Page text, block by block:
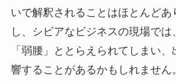
いで解釈されることはほとんどあ
し、シビアなビジネスの現場では
「弱腰」ととらえられてしまい
響することがあるかもしれません。